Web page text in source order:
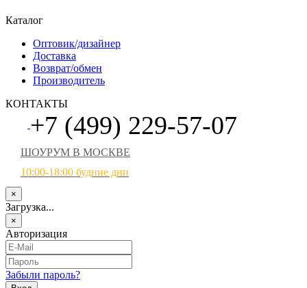
Каталог
Оптовик/дизайнер
Доставка
Возврат/обмен
Производитель
КОНТАКТЫ
+7 (499) 229-57-07
ШОУРУМ В МОСКВЕ
10:00-18:00 будние дни
×
Загрузка...
×
Авторизация
Забыли пароль?